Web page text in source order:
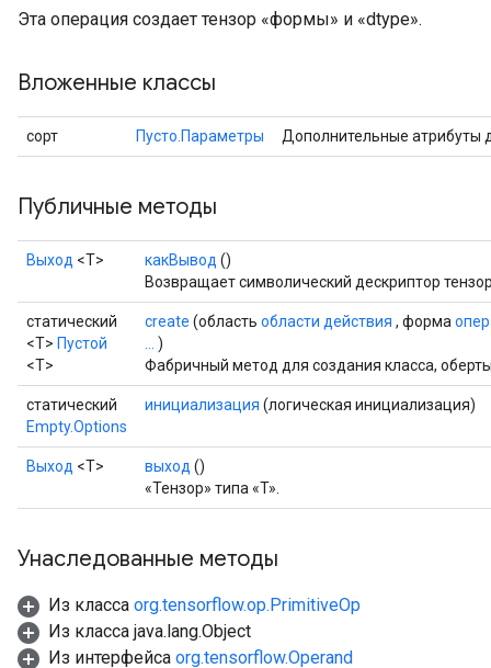
Эта операция создает тензор «формы» и «dtype».
Вложенные классы
сорт Пусто.Параметры Дополнительные атрибуты
Публичные методы
Выход <Т> какВывод ()
Возвращает символический дескриптор
статический
<T> Пустой
<T>
create (область области действия , форма
)
Фабричный метод для создания класса,
статический
Empty.Options
инициализация (логическая инициализация)
Выход <Т> выход ()
«Тензор» типа «T».
Унаследованные методы
Из класса org.tensorflow.op.PrimitiveOp
Из класса java.lang.Object
Из интерфейса org.tensorflow.Operand